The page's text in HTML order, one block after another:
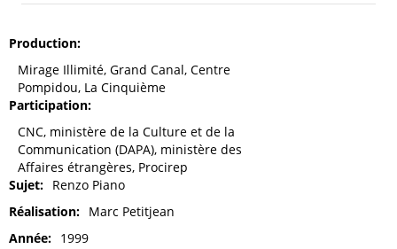
Production
Mirage Illimité, Grand Canal, Centre
Pompidou, La Cinquième
Participation
CNC, ministère de la Culture et de la
Communication (DAPA), ministère des
Affaires étrangères, Procirep
Sujet
Renzo Piano
Réalisation
Marc Petitjean
Année
1999